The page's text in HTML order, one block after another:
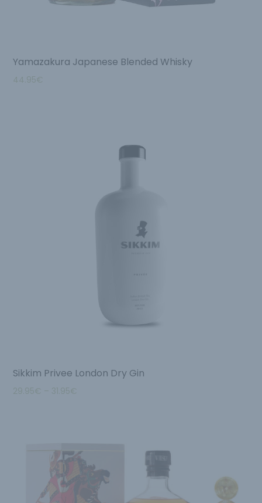
Yamazakura Japanese Blended Whisky
44.95€
Sikkim Privee London Dry Gin
29.95€ – 31.95€